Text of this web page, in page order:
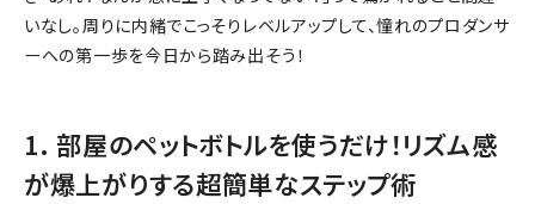
いなし。周りに内緒でこっそりレベルアップして、憧れのプロダンサ
ーへの第一歩を今日から踏み出そう！
1. 部屋のペットボトルを使うだけ！リズム感
が爆上がりする超簡単なステップ術